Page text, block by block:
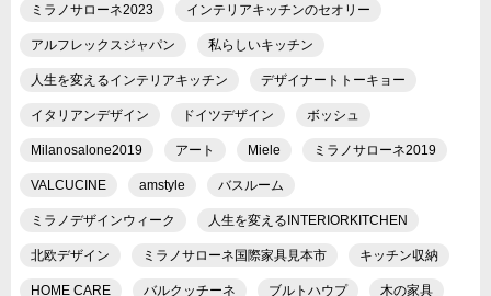
ミラノサローネ2023 インテリアキッチンのセオリー
アルフレックスジャパン 私らしいキッチン
人生を変えるインテリアキッチン デザイナートトーキョー
イタリアンデザイン ドイツデザイン ボッシュ
Milanosalone2019 アート Miele ミラノサローネ2019
VALCUCINE amstyle バスルーム
ミラノデザインウィーク 人生を変えるINTERIORKITCHEN
北欧デザイン ミラノサローネ国際家具見本市 キッチン収納
HOME CARE バルクッチーネ ブルトハウプ 木の家具